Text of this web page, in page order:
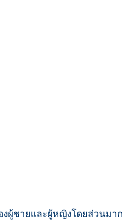
ผู้ชายและผู้หญิงโดยส่วนมาก